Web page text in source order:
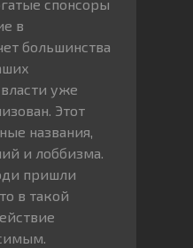
спонсоры
в
большинства
уже
Этот
названия,
и лоббизма.
пришли
в такой